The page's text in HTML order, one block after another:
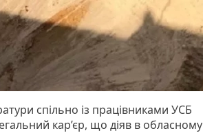
спільно із працівниками УСБ
кар’єр, що діяв в обласному